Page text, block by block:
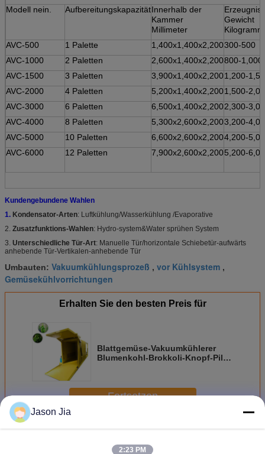
Modell nein. AufbereitungskapazitätInnerhalb der
Kammer
Millimeter
Erzeugnis-
Gewicht
Kilogramm
AVC-500
1 Palette 1,400x1,400x2,200300-500
AVC-1000
2 Paletten 2,600x1,400x2,200800-1,000
AVC-1500
3 Paletten 3,900x1,400x2,2001,200-
AVC-2000
4 Paletten 5,200x1,400x2,2001,500-
AVC-3000
6 Paletten 6,500x1,400x2,2002,300-
AVC-4000
8 Paletten 5,300x2,600x2,2003,200-
AVC-5000
10 Paletten 6,600x2,600x2,2004,200-
AVC-6000
12 Paletten 7,900x2,600x2,2005,200-
Kundengebundene Wahlen
1. Kondensator-Arten: Luftkühlung/Wasserkühlung /Evaporative
2. Zusatzfunktions-Wahlen: Hydro-system&Water sprühen System
3. Unterschiedliche Tür-Art: Manuelle Tür/horizontale Schiebetür-aufwärts
anhebende Tür-Vertikalen-anhebende Tür
Umbauten: Vakuumkühlungsprozeß , vor Kühlsystem ,
Gemüsekühlvorrichtungen
Erhalten Sie den besten Preis für
Blattgemüse-Vakuumkühlerer
Blumenkohl-Brokkoli-Knopf-Pilz-
Fortsetzen
MehrVakuumkühlvorrichtungen
Jason Jia
2:23 PM